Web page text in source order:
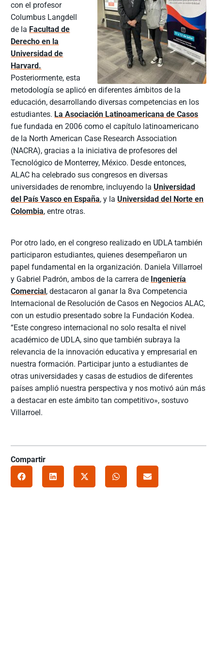
con el profesor
Columbus Langdell
de la Facultad de
Derecho en la
Universidad de
Harvard.
Posteriormente, esta
metodología se aplicó en diferentes ámbitos de la
educación, desarrollando diversas competencias en los
estudiantes. La Asociación Latinoamericana de Casos
fue fundada en 2006 como el capítulo latinoamericano
de la North American Case Research Association
(NACRA), gracias a la iniciativa de profesores del
Tecnológico de Monterrey, México. Desde entonces,
ALAC ha celebrado sus congresos en diversas
universidades de renombre, incluyendo la Universidad
del País Vasco en España, y la Universidad del Norte en
Colombia, entre otras.
Por otro lado, en el congreso realizado en UDLA también
participaron estudiantes, quienes desempeñaron un
papel fundamental en la organización. Daniela Villarroel
y Gabriel Padrón, ambos de la carrera de Ingeniería
Comercial , destacaron al ganar la 8va Competencia
Internacional de Resolución de Casos en Negocios ALAC,
con un estudio presentado sobre la Fundación Kodea.
“Este congreso internacional no solo resalta el nivel
académico de UDLA, sino que también subraya la
relevancia de la innovación educativa y empresarial en
nuestra formación. Participar junto a estudiantes de
otras universidades y casas de estudios de diferentes
países amplió nuestra perspectiva y nos motivó aún más
a destacar en este ámbito tan competitivo», sostuvo
Villarroel.
Compartir